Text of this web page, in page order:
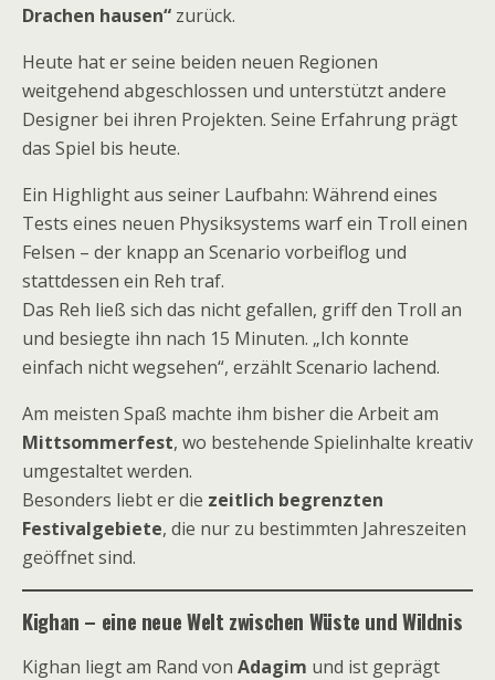
Drachen hausen“ zurück.
Heute hat er seine beiden neuen Regionen
weitgehend abgeschlossen und unterstützt andere
Designer bei ihren Projekten. Seine Erfahrung prägt
das Spiel bis heute.
Ein Highlight aus seiner Laufbahn: Während eines
Tests eines neuen Physiksystems warf ein Troll einen
Felsen – der knapp an Scenario vorbeiflog und
stattdessen ein Reh traf.
Das Reh ließ sich das nicht gefallen, griff den Troll an
und besiegte ihn nach 15 Minuten. „Ich konnte
einfach nicht wegsehen“, erzählt Scenario lachend.
Am meisten Spaß machte ihm bisher die Arbeit am
Mittsommerfest, wo bestehende Spielinhalte kreativ
umgestaltet werden.
Besonders liebt er die zeitlich begrenzten
Festivalgebiete, die nur zu bestimmten Jahreszeiten
geöffnet sind.
Kighan – eine neue Welt zwischen Wüste und Wildnis
Kighan liegt am Rand von Adagim und ist geprägt